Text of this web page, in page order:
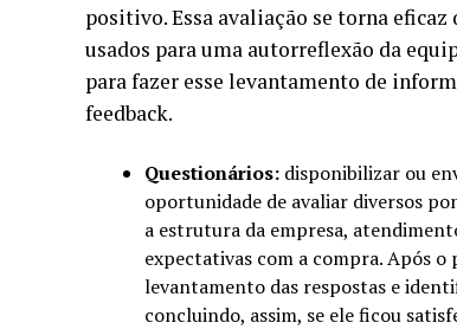
positivo. Essa avaliação se torna
usados para uma autorreflexão da
para fazer esse levantamento de
feedback.
Questionários: disponibilizar ou
oportunidade de avaliar diversos
a estrutura da empresa,
expectativas com a compra. Após
levantamento das respostas e
concluindo, assim, se ele ficou